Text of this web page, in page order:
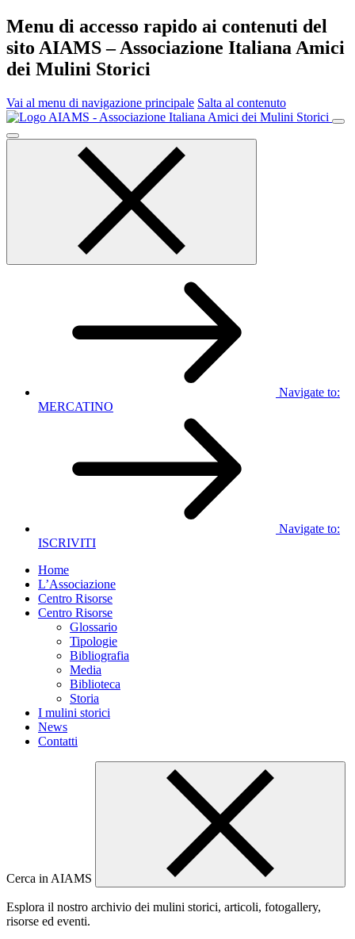
Menu di accesso rapido ai contenuti del
sito AIAMS – Associazione Italiana Amici
dei Mulini Storici
Vai al menu di navigazione principale Salta al contenuto
Menu
principale
Navigate to:
MERCATINO
Navigate to:
ISCRIVITI
Home
L’Associazione
Centro Risorse
Centro Risorse
Glossario
Tipologie
Bibliografia
Media
Biblioteca
Storia
I mulini storici
News
Contatti
Cerca in AIAMS
Esplora il nostro archivio dei mulini storici, articoli, fotogallery,
risorse ed eventi.